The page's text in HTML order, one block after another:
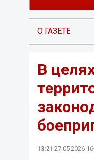
О ГАЗЕТЕ
В
13:21 27.05.2026